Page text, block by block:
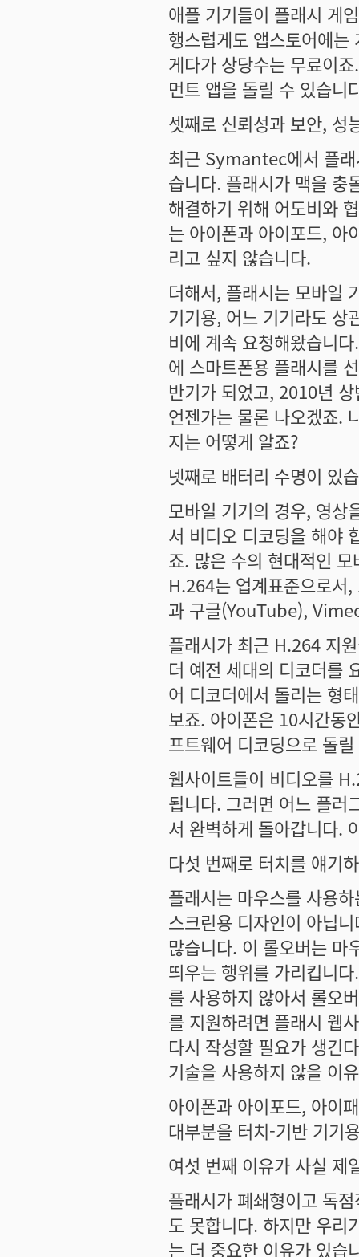
애플 기기들이 플래시 게
행스럽게도 앱스토어에
게다가 상당수는 무료이
먼트 앱을 돌릴 수 있습니
셋째로 신뢰성과 보안, 성
최근 Symantec에서 플
습니다. 플래시가 맥을 충
해결하기 위해 어도비와
는 아이폰과 아이포드, 아
리고 싶지 않습니다.
더해서, 플래시는 모바일
기기용, 어느 기기라도 상
비에 계속 요청해왔습니
에 스마트폰용 플래시를
반기가 되었고, 2010년
언젠가는 물론 나오겠죠.
지는 어떻게 알죠?
넷째로 배터리 수명이 있
모바일 기기의 경우, 영상
서 비디오 디코딩을 해야
죠. 많은 수의 현대적인
H.264는 업계표준으로서
과 구글(YouTube),
플래시가 최근 H.264 지
더 예전 세대의 디코더를
어 디코더에서 돌리는 형
보죠. 아이폰은 10시간동
프트웨어 디코딩으로 돌
웹사이트들이 비디오를
됩니다. 그러면 어느 플러
서 완벽하게 돌아갑니다.
다섯 번째로 터치를 얘기
플래시는 마우스를 사용
스크린용 디자인이 아닙
많습니다. 이 롤오버는 마
띄우는 행위를 가리킵니
를 사용하지 않아서 롤오
를 지원하려면 플래시 웹
다시 작성할 필요가 생긴
기술을 사용하지 않을 이
아이폰과 아이포드, 아이
대부분을 터치-기반 기기
여섯 번째 이유가 사실 제
플래시가 폐쇄형이고 독
도 못합니다. 하지만 우리
는 더 중요한 이유가 있습